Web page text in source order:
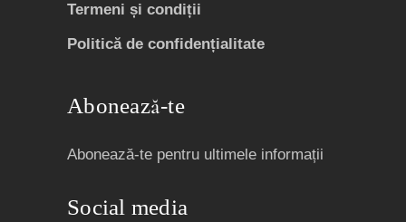
Termeni și condiții
Politică de confidențialitate
Abonează-te
Abonează-te pentru ultimele informații
Social media